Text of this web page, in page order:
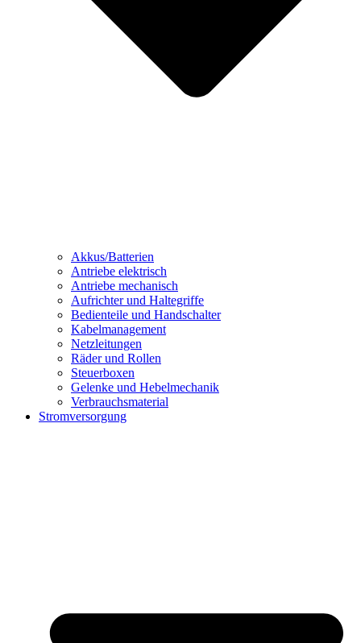
Akkus/Batterien
Antriebe elektrisch
Antriebe mechanisch
Aufrichter und Haltegriffe
Bedienteile und Handschalter
Kabelmanagement
Netzleitungen
Räder und Rollen
Steuerboxen
Gelenke und Hebelmechanik
Verbrauchsmaterial
Stromversorgung